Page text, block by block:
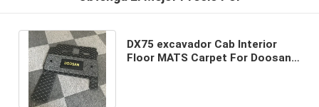
DX75 excavador Cab Interior
Floor MATS Carpet For Doosan